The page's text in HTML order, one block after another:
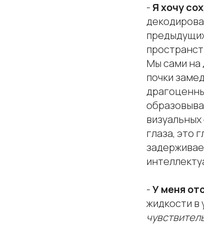
- Я хочу
Мы сами на
почки
глаза, это
-У меня
жидкости в